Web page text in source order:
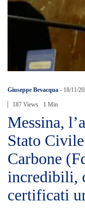
Giuseppe Bevacqua - 18/11/
187 Views 1 Min
Messina,
Stato
Carbone
incredibili,
certificati